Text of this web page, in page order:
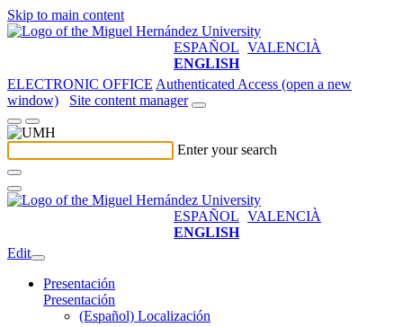
Skip to main content
ESPAÑOL VALENCIÀ
ENGLISH
ELECTRONIC OFFICE Authenticated Access (open a new
window)
Site content manager
Enter your search
ESPAÑOL VALENCIÀ
ENGLISH
Edit
Presentación
Presentación
(Español) Localización